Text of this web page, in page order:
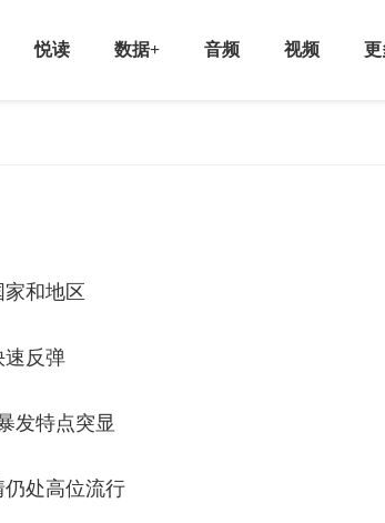
悦读 数据+ 音频 视频 更
和地区
速反弹
发特点突显
处高位流行